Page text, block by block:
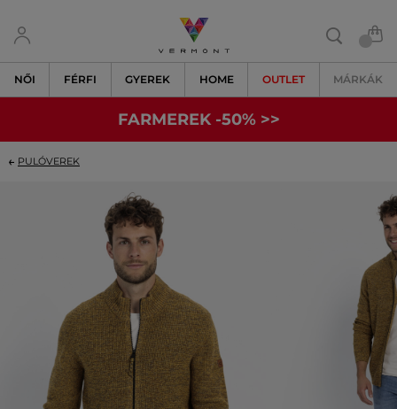
NŐI FÉRFI GYEREK HOME OUTLET MÁRKÁK
FARMEREK -50% >>
PULÓVEREK